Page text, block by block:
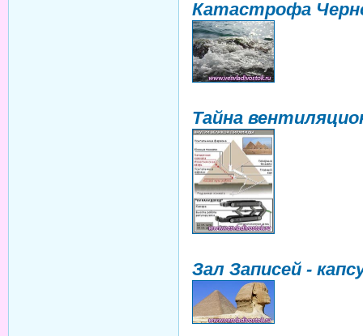
Катастрофа
Тайна
Зал Записей -